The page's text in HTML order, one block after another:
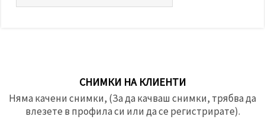
СНИМКИ НА КЛИЕНТИ
Няма качени снимки, (За да качваш снимки, трябва да
влезете в профила си или да се регистрирате).